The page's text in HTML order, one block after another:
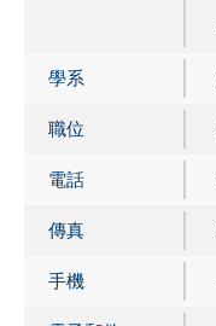
學系
職位
電話
傳真
手機